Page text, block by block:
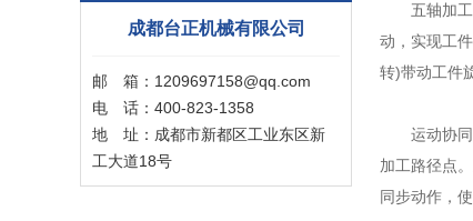
成都台正机械有限公司
邮 箱：1209697158@qq.com
电 话：400-823-1358
地 址：成都市新都区工业东区新
工大道18号
五轴加工中
动，实现工
转)带动工件
运动协同控
加工路径点
同步动作，